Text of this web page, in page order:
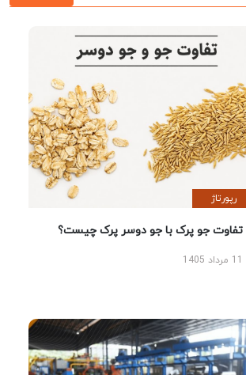
رپورتاژ
تفاوت جو پرک با جو دوسر پرک چیست؟